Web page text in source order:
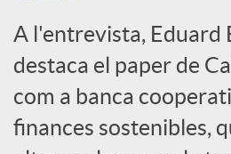
d
o
r
A l'entrevista, Eduard
destaca el paper de
com a banca
finances sostenibles,